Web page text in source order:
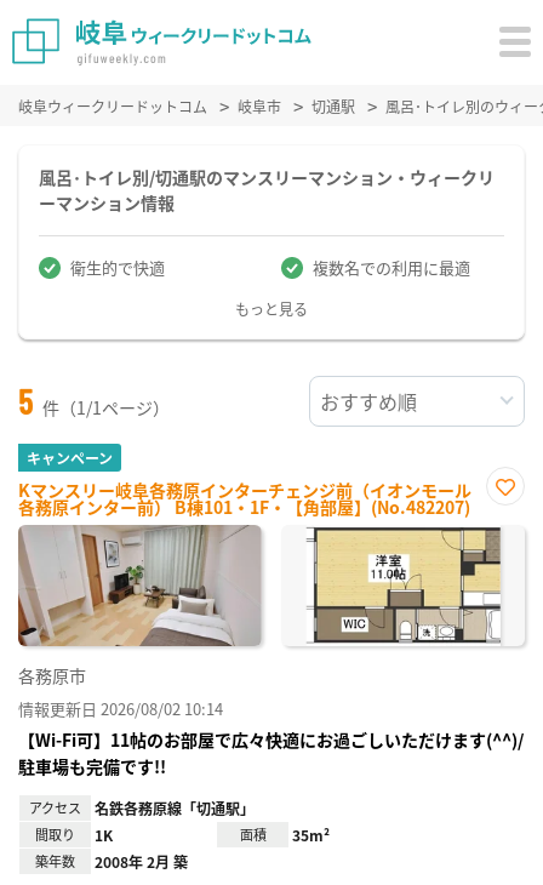
岐阜ウィークリードットコム 岐阜市 切通駅 風呂･トイレ別のウィ
風呂･トイレ別/切通駅のマンスリーマンション・ウィークリ
ーマンション情報
衛生的で快適 複数名での利用に最適
もっと見る
5 件（1/1ページ）
キャンペーン
Kマンスリー岐阜各務原インターチェンジ前（イオンモール
各務原インター前） B棟101・1F・【角部屋】(No.482207)
に入
り登
録
各務原市
情報更新日 2026/08/02 10:14
【Wi-Fi可】11帖のお部屋で広々快適にお過ごしいただけます(^^)/
駐車場も完備です!!
アクセス 名鉄各務原線「切通駅」
間取り 1K 面積 35m²
築年数 2008年 2月 築